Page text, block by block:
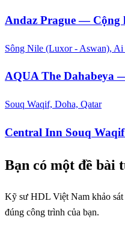
Andaz Prague — Cộng
Sông Nile (Luxor - Aswan), Ai
AQUA The Dahabeya
Souq Waqif, Doha, Qatar
Central Inn Souq
Bạn có một đề bài
Kỹ sư HDL Việt Nam khảo
đúng công trình của bạn.